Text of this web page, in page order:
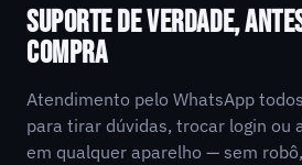
SUPORTE DE VERDADE,
COMPRA
Atendimento pelo WhatsApp
para tirar dúvidas, trocar login ou
em qualquer aparelho — sem